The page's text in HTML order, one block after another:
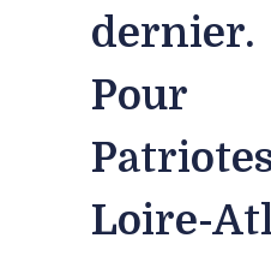
dernier.
Loire-